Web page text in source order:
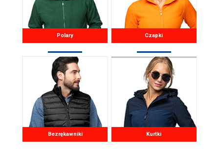
Polary Czapki
Bezrękawniki Kurtki